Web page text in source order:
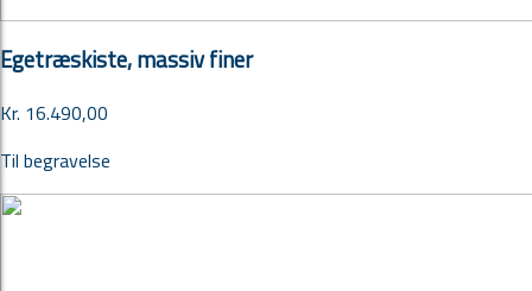
Egetræskiste, massiv finer
Kr. 16.490,00
Til begravelse